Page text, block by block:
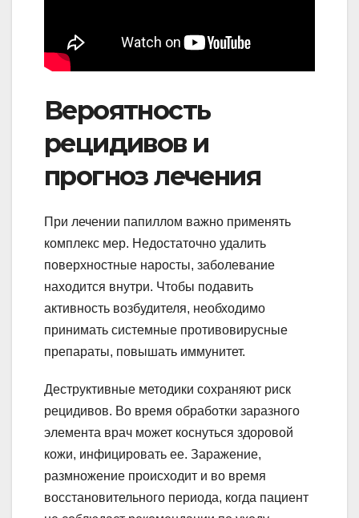
Вероятность
рецидивов и
прогноз лечения
При лечении папиллом важно применять
комплекс мер. Недостаточно удалить
поверхностные наросты, заболевание
находится внутри. Чтобы подавить
активность возбудителя, необходимо
принимать системные противовирусные
препараты, повышать иммунитет.
Деструктивные методики сохраняют риск
рецидивов. Во время обработки заразного
элемента врач может коснуться здоровой
кожи, инфицировать ее. Заражение,
размножение происходит и во время
восстановительного периода, когда пациент